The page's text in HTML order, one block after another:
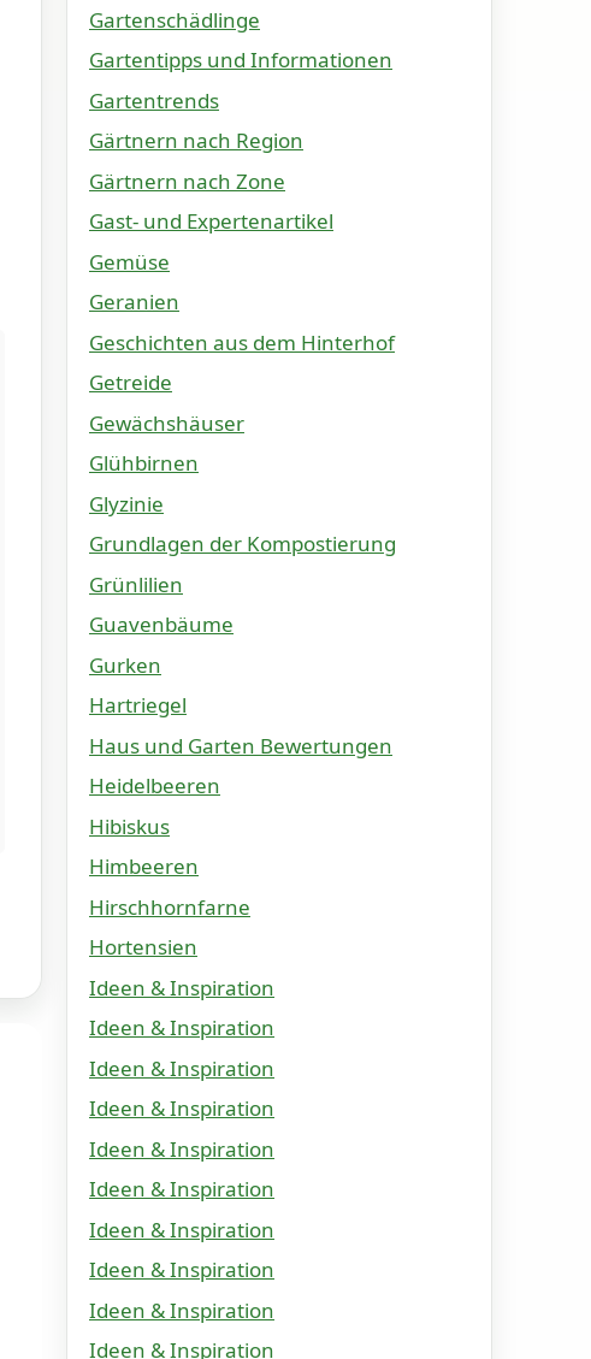
Gartenschädlinge
Gartentipps und Informationen
Gartentrends
Gärtnern nach Region
Gärtnern nach Zone
Gast- und Expertenartikel
Gemüse
Geranien
Geschichten aus dem Hinterhof
Getreide
Gewächshäuser
Glühbirnen
Glyzinie
Grundlagen der Kompostierung
Grünlilien
Guavenbäume
Gurken
Hartriegel
Haus und Garten Bewertungen
Heidelbeeren
Hibiskus
Himbeeren
Hirschhornfarne
Hortensien
Ideen & Inspiration
Ideen & Inspiration
Ideen & Inspiration
Ideen & Inspiration
Ideen & Inspiration
Ideen & Inspiration
Ideen & Inspiration
Ideen & Inspiration
Ideen & Inspiration
Ideen & Inspiration